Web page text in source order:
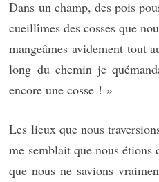
Dans un champ, des pois
cueillîmes des cosses que
mangeâmes avidement tout
long du chemin je
encore une cosse ! »
Les lieux que nous
me semblait que nous
que nous ne savions